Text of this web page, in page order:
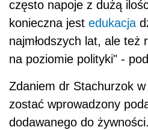
często napoje z dużą
konieczna jest edukacja
najmłodszych lat, ale też
na poziomie polityki" -
Zdaniem dr Stachurzok
zostać wprowadzony
dodawanego do